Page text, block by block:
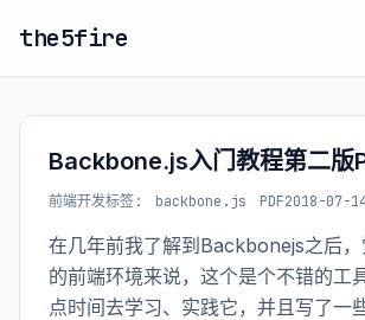
the5fire
Backbone.js入门教程第二版
前端开发标签: backbone.js PDF2018-07-14
在几年前我了解到Backbonejs之后
的前端环境来说，这个是个不错的工
点时间去学习、实践它，并且写了一